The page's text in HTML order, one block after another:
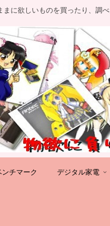
まに欲しいものを買ったり、調
ンチマーク デジタル家電